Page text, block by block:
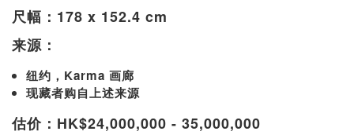
尺幅：178 x 152.4 cm
来源：
纽约，Karma 画廊
现藏者购自上述来源
估价：HK$24,000,000 - 35,000,000